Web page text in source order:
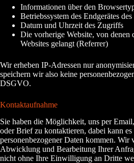
Informationen über den
Betriebssystem des Endgerätes
Datum und Uhrzeit des Zugriffs
Die vorherige Website, von denen
Websites gelangt (Referrer)
Wir erheben IP-Adressen nur
speichern wir also keine
DSGVO.
Kontaktaufnahme
Sie haben die Möglichkeit, uns per
oder Brief zu kontaktieren, dabei kann
personenbezogener Daten kommen. Wir
Abwicklung und Bearbeitung Ihrer
nicht ohne Ihre Einwilligung an Dritte